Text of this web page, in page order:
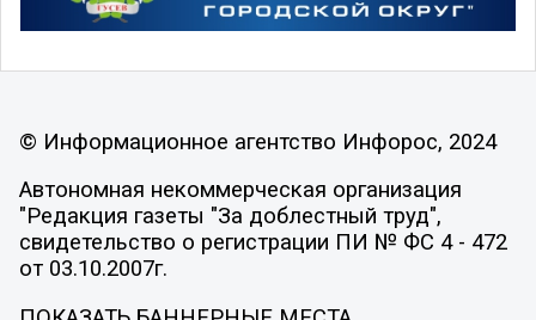
© Информационное агентство Инфорос, 2024
Автономная некоммерческая организация
"Редакция газеты "За доблестный труд",
свидетельство о регистрации ПИ № ФС 4 - 472
от 03.10.2007г.